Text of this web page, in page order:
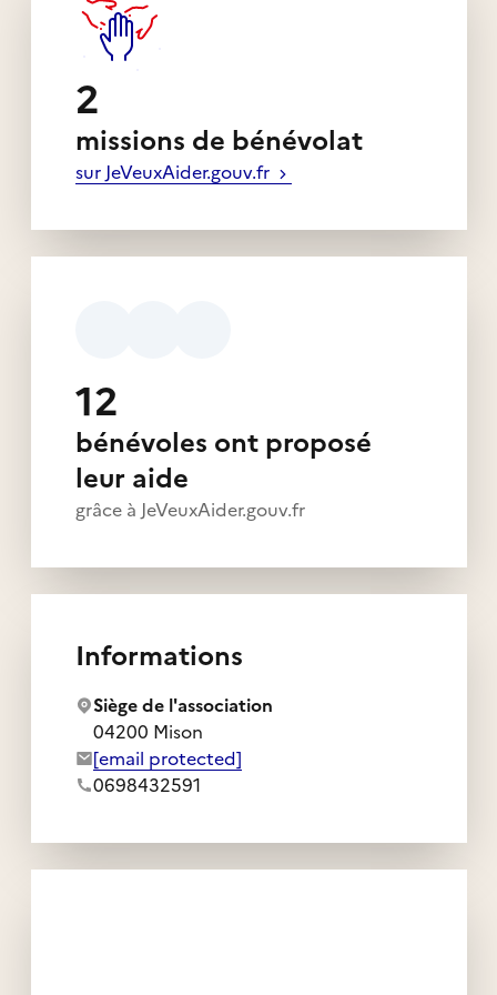
2
missions de bénévolat
sur JeVeuxAider.gouv.fr
12
bénévoles ont proposé
leur aide
grâce à JeVeuxAider.gouv.fr
Informations
Siège de l'association
04200 Mison
Adresse e-mail de l'association :
[email protected]
Numéro de téléphone de l'association :
0698432591